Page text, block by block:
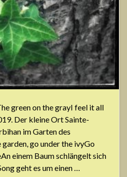
green on the grayI feel it all
Der kleine Ort Sainte-
im Garten des
garden, go under the ivyGo
einem Baum schlängelt sich
geht es um einen …